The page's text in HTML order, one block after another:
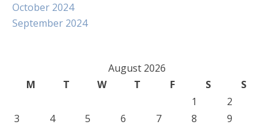
October 2024
September 2024
August 2026
M
T W T F S
S
1
2
3
4 5 6 7 8
9